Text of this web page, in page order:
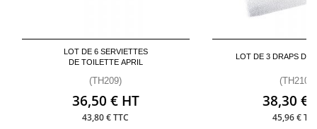
LOT DE 6 SERVIETTES
DE TOILETTE APRIL
(TH209)
36,50 € HT
43,80 € TTC
LOT DE 3 DRAPS DE
(TH210)
38,30 €
45,96 €